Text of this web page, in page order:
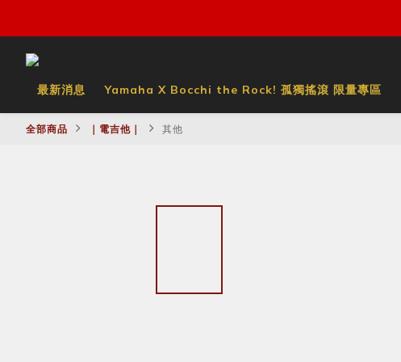
最新消息 Yamaha X Bocchi the Rock! 孤獨搖滾 限量專區
全部商品 ｜電吉他｜ 其他